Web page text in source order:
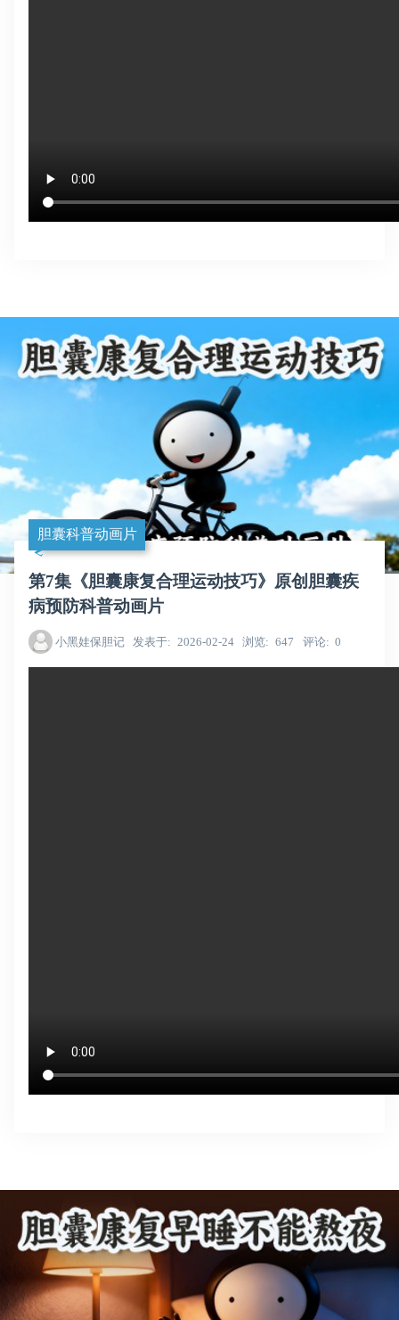
胆囊科普动画片
第7集《胆囊康复合理运动技巧》原创胆囊疾
病预防科普动画片
小黑娃保胆记 发表于 2026-02-24 浏览 647 评论 0